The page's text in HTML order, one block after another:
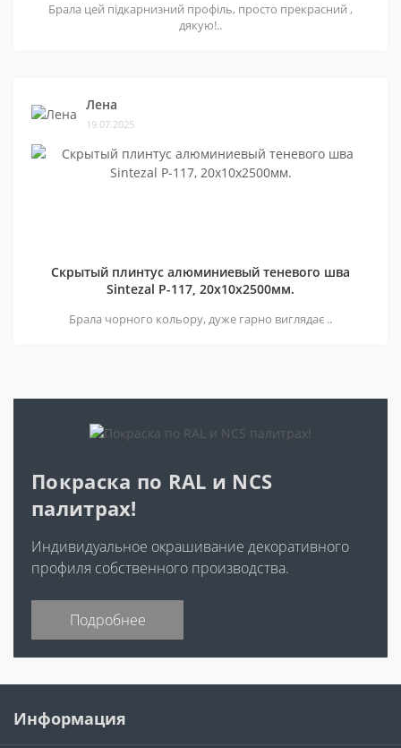
Брала цей підкарнизний профіль, просто прекрасний ,
дякую!..
Лена
19.07.2025
Скрытый плинтус алюминиевый теневого шва
Sintezal P-117, 20х10х2500мм.
Брала чорного кольору, дуже гарно виглядає ..
Покраска по RAL и NCS
палитрах!
Индивидуальное окрашивание декоративного
профиля собственного производства.
Подробнее
Информация